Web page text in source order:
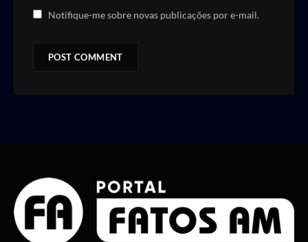
Notifique-me sobre novas publicações por e-mail.